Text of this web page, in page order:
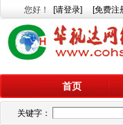
您好 ！ [请登录] [免费注
首页
关键字：